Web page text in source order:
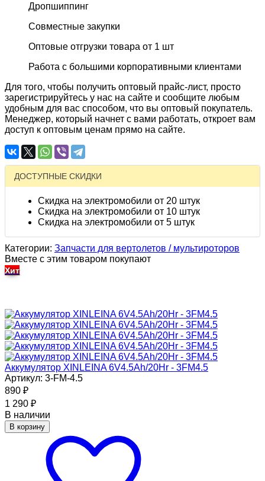
Дропшиппинг
Совместные закупки
Оптовые отгрузки товара от 1 шт
Работа с большими корпоративными клиентами
Для того, чтобы получить оптовый прайс-лист, просто
зарегистрируйтесь у нас на сайте и сообщите любым
удобным для вас способом, что вы оптовый покупатель.
Менеджер, который начнет с вами работать, откроет вам
доступ к оптовым ценам прямо на сайте.
ДОСТУПНЫЕ СКИДКИ
Скидка на электромобили от 20 штук
Скидка на электромобили от 10 штук
Скидка на электромобили от 5 штук
Категории: Запчасти для вертолетов / мультироторов
Вместе с этим товаром покупают
Хит
Аккумулятор XINLEINA 6V4.5Ah/20Hr - 3FM4.5
Артикул: 3-FM-4.5
890 ₽
1 290 ₽
В наличии
В корзину